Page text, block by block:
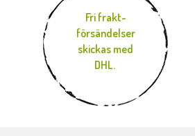
Fri frakt-
försändelser
skickas med
DHL.